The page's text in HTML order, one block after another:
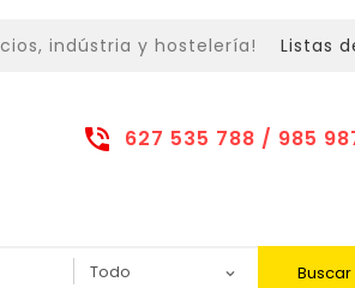
indústria y hostelería! Listas
627 535 788 / 985
Buscar